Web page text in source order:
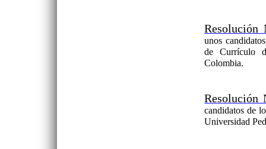
Resolución
unos
de Currículo
Colombia.
Resolución
candidatos de
Universidad